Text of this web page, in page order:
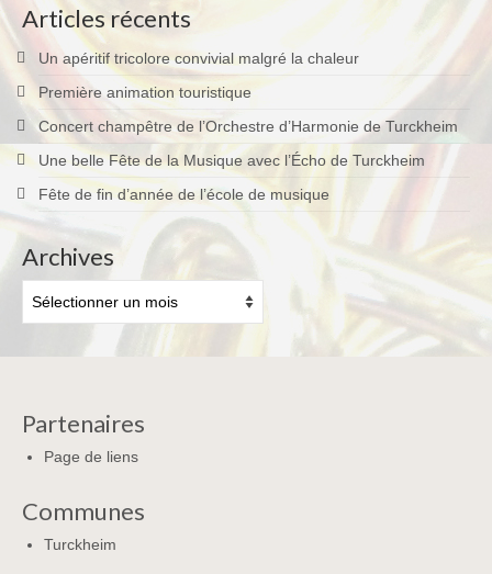
Articles récents
Un apéritif tricolore convivial malgré la chaleur
Première animation touristique
Concert champêtre de l’Orchestre d’Harmonie de Turckheim
Une belle Fête de la Musique avec l’Écho de Turckheim
Fête de fin d’année de l’école de musique
Archives
Partenaires
Page de liens
Communes
Turckheim